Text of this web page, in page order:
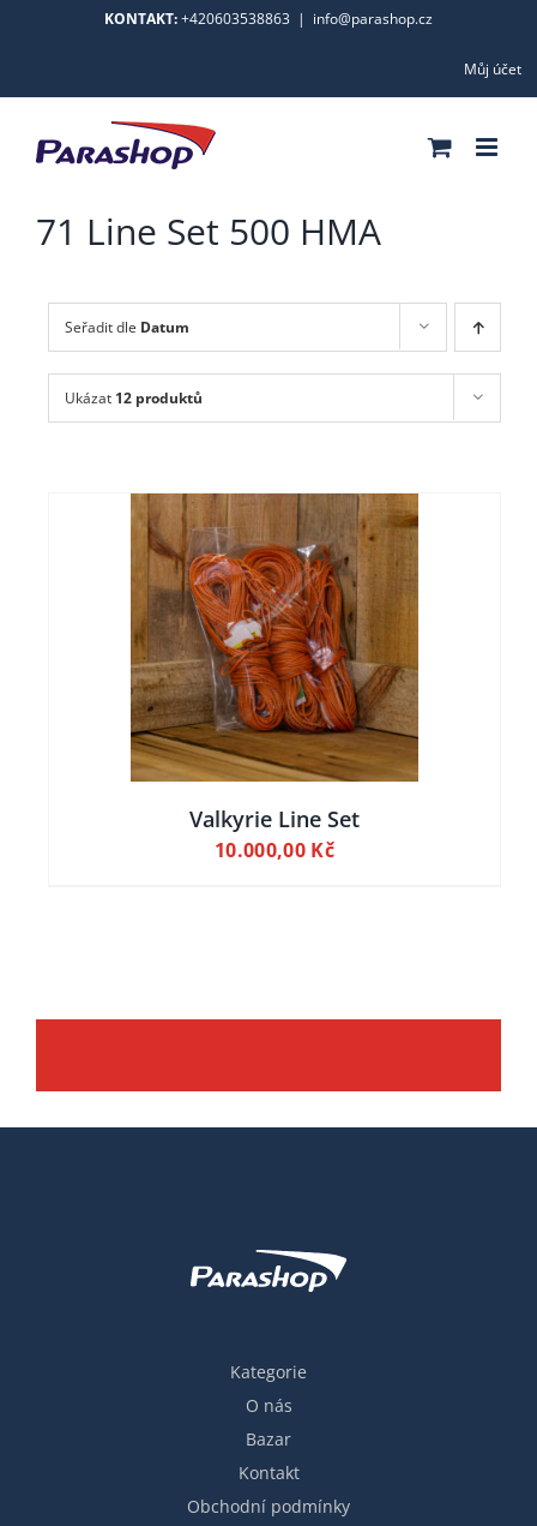
KONTAKT:+420603538863 | info@parashop.cz
Můj účet
71 Line Set 500 HMA
Seřadit dle Datum
Ukázat 12 produktů
Valkyrie Line Set
10.000,00 Kč
Kategorie
O nás
Bazar
Kontakt
Obchodní podmínky